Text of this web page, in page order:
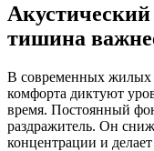
тишина
В современных жилых
комфорта диктуют
время. Постоянный
раздражитель. Он
концентрации и